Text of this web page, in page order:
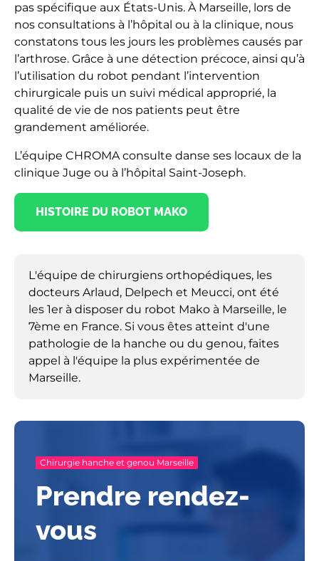
pas spécifique aux États-Unis. À Marseille, lors de
nos consultations à l’hôpital ou à la clinique, nous
constatons tous les jours les problèmes causés par
l’arthrose. Grâce à une détection précoce, ainsi qu’à
l’utilisation du robot pendant l’intervention
chirurgicale puis un suivi médical approprié, la
qualité de vie de nos patients peut être
grandement améliorée.
L’équipe CHROMA consulte danse ses locaux de la
clinique Juge ou à l’hôpital Saint-Joseph.
HISTOIRE DU ROBOT MAKO
L'équipe de chirurgiens orthopédiques, les
docteurs Arlaud, Delpech et Meucci, ont été
les 1er à disposer du robot Mako à Marseille, le
7ème en France. Si vous êtes atteint d'une
pathologie de la hanche ou du genou, faites
appel à l'équipe la plus expérimentée de
Marseille.
Chirurgie hanche et genou Marseille
Prendre rendez-
vous